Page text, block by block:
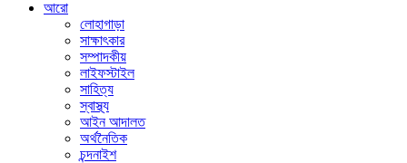
আরো
লোহাগাড়া
সাক্ষাৎকার
সম্পাদকীয়
লাইফস্টাইল
সাহিত্য
স্বাস্থ্য
আইন আদালত
অর্থনৈতিক
চন্দনাইশ